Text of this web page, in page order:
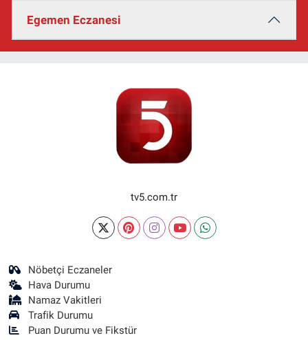
Egemen Eczanesi
tv5.com.tr
Nöbetçi Eczaneler
Hava Durumu
Namaz Vakitleri
Trafik Durumu
Puan Durumu ve Fikstür